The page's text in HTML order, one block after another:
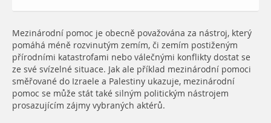
Mezinárodní pomoc je obecně považována za nástroj, který
pomáhá méně rozvinutým zemím, či zemím postiženým
přírodními katastrofami nebo válečnými konflikty dostat se
ze své svízelné situace. Jak ale příklad mezinárodní pomoci
směřované do Izraele a Palestiny ukazuje, mezinárodní
pomoc se může stát také silným politickým nástrojem
prosazujícím zájmy vybraných aktérů.